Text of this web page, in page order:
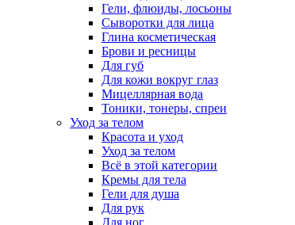
Гели, флюиды, лосьоны
Сыворотки для лица
Глина косметическая
Брови и ресницы
Для губ
Для кожи вокруг глаз
Мицеллярная вода
Тоники, тонеры, спреи
Уход за телом
Красота и уход
Уход за телом
Всё в этой категории
Кремы для тела
Гели для душа
Для рук
Для ног